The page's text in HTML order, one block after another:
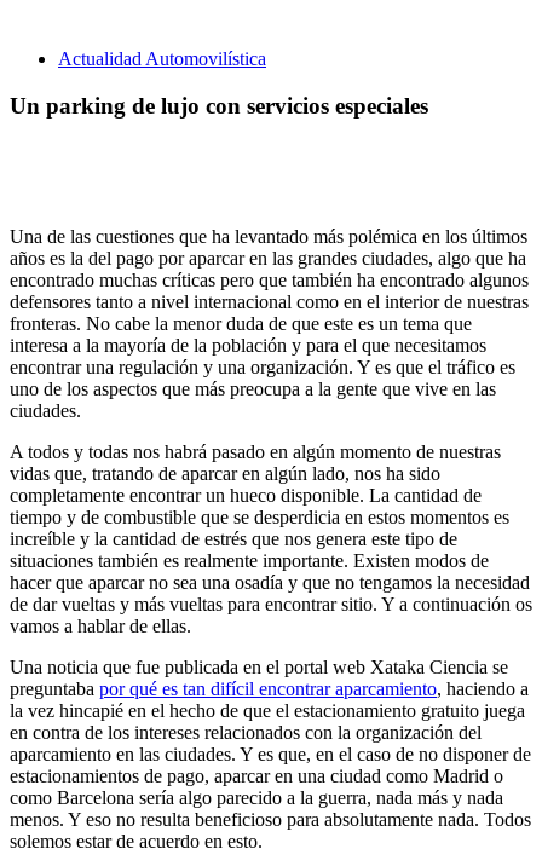
Actualidad Automovilística
Un parking de lujo con servicios especiales
Una de las cuestiones que ha levantado más polémica en los últimos
años es la del pago por aparcar en las grandes ciudades, algo que ha
encontrado muchas críticas pero que también ha encontrado algunos
defensores tanto a nivel internacional como en el interior de nuestras
fronteras. No cabe la menor duda de que este es un tema que
interesa a la mayoría de la población y para el que necesitamos
encontrar una regulación y una organización. Y es que el tráfico es
uno de los aspectos que más preocupa a la gente que vive en las
ciudades.
A todos y todas nos habrá pasado en algún momento de nuestras
vidas que, tratando de aparcar en algún lado, nos ha sido
completamente encontrar un hueco disponible. La cantidad de
tiempo y de combustible que se desperdicia en estos momentos es
increíble y la cantidad de estrés que nos genera este tipo de
situaciones también es realmente importante. Existen modos de
hacer que aparcar no sea una osadía y que no tengamos la necesidad
de dar vueltas y más vueltas para encontrar sitio. Y a continuación os
vamos a hablar de ellas.
Una noticia que fue publicada en el portal web Xataka Ciencia se
preguntaba por qué es tan difícil encontrar aparcamiento, haciendo a
la vez hincapié en el hecho de que el estacionamiento gratuito juega
en contra de los intereses relacionados con la organización del
aparcamiento en las ciudades. Y es que, en el caso de no disponer de
estacionamientos de pago, aparcar en una ciudad como Madrid o
como Barcelona sería algo parecido a la guerra, nada más y nada
menos. Y eso no resulta beneficioso para absolutamente nada. Todos
solemos estar de acuerdo en esto.